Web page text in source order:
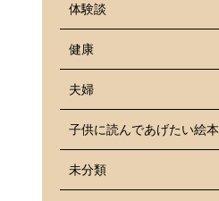
体験談
健康
夫婦
子供に読んであげたい絵本
未分類